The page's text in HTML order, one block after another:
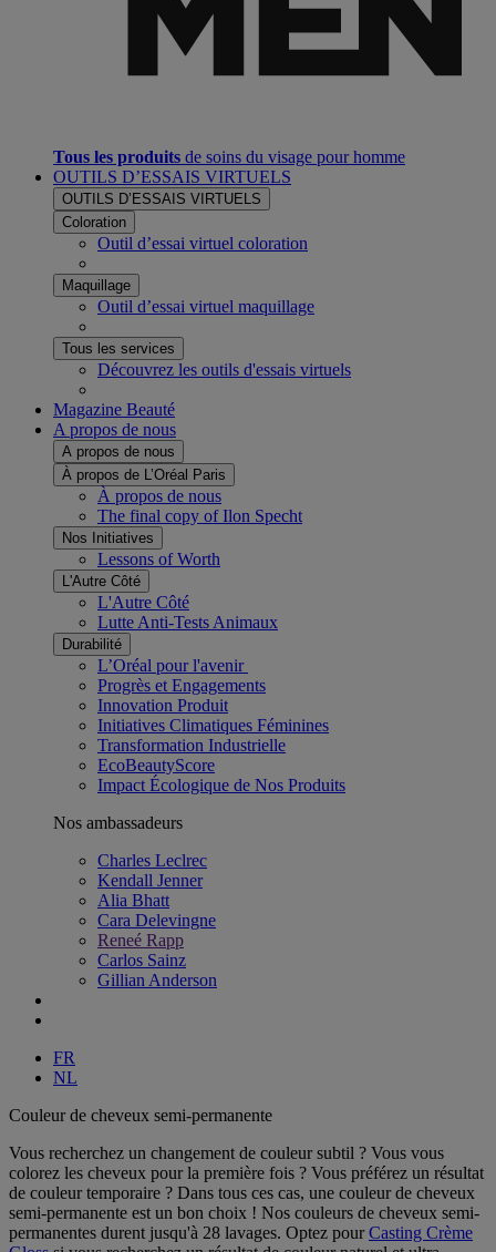
Tous les produits de soins du visage pour homme
OUTILS D’ESSAIS VIRTUELS
OUTILS D’ESSAIS VIRTUELS
Coloration
Outil d’essai virtuel coloration
Maquillage
Outil d’essai virtuel maquillage
Tous les services
Découvrez les outils d'essais virtuels​
Magazine Beauté
A propos de nous
A propos de nous
À propos de L’Oréal Paris
À propos de nous
The final copy of Ilon Specht
Nos Initiatives
Lessons of Worth
L'Autre Côté
L'Autre Côté
Lutte Anti-Tests Animaux
Durabilité
L’Oréal pour l'avenir ​
Progrès et Engagements
Innovation Produit​
Initiatives Climatiques Féminines
Transformation Industrielle
EcoBeautyScore
Impact Écologique de Nos Produits
Nos ambassadeurs
Charles Leclrec
Kendall Jenner
Alia Bhatt
Cara Delevingne
Reneé Rapp
Carlos Sainz
Gillian Anderson
FR
NL
Couleur de cheveux semi-permanente
Vous recherchez un changement de couleur subtil ? Vous vous
colorez les cheveux pour la première fois ? Vous préférez un résultat
de couleur temporaire ? Dans tous ces cas, une couleur de cheveux
semi-permanente est un bon choix ! Nos couleurs de cheveux semi-
permanentes durent jusqu'à 28 lavages. Optez pourCasting Crème